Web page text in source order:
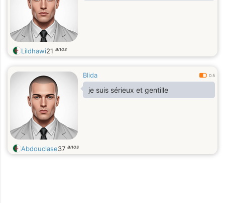
Lildhawi21 anos
Blida 0.5
je suis sérieux et gentille
Abdouclase37 anos